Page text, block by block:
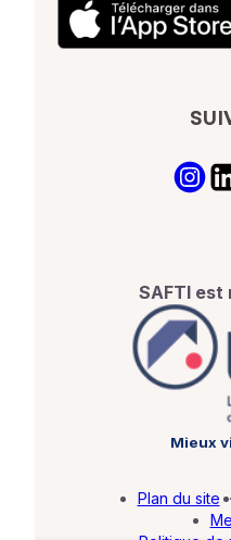
SAFTI est
Mieux
Plan du site ·